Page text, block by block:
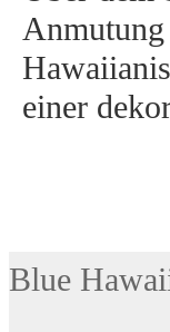
einer
Blue